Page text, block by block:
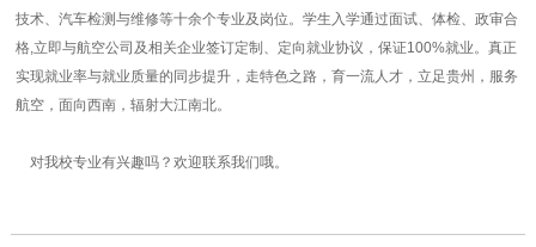
技术、汽车检测与维修等十余个专业及岗位。学生入学通过面试、体检、政审合
格,立即与航空公司及相关企业签订定制、定向就业协议，保证100%就业。真正
实现就业率与就业质量的同步提升，走特色之路，育一流人才，立足贵州，服务
航空，面向西南，辐射大江南北。
对我校专业有兴趣吗？欢迎联系我们哦。